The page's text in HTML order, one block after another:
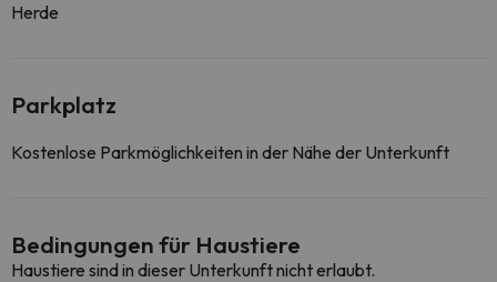
Herde
Parkplatz
Kostenlose Parkmöglichkeiten in der Nähe der Unterkunft
Bedingungen für Haustiere
Haustiere sind in dieser Unterkunft nicht erlaubt.